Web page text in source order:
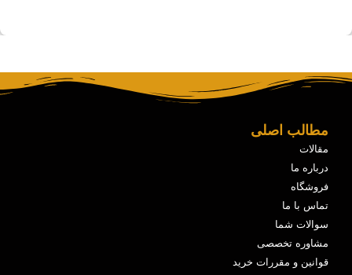
مطالب اصلی
مقالات
درباره ما
فروشگاه
تماس با ما
سوالات شما
مشاوره تخصصی
قوانین و مقررات خرید